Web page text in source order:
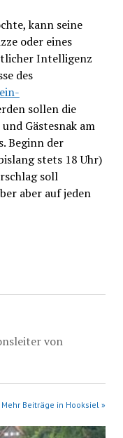
kann seine
oder eines
Intelligenz
des
sollen die
Gästesnak am
Beginn der
stets 18 Uhr)
soll
aber auf jeden
von
Mehr Beiträge in Hooksiel »